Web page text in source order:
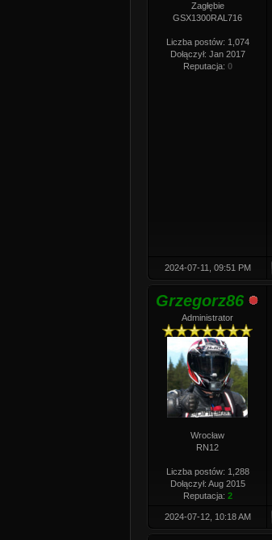
Zagłębie
GSX1300RAL716
Liczba postów: 1,074
Dołączył: Jan 2017
Reputacja: 0
2024-07-11, 09:51 PM
Grzegorz86
Administrator
Wrocław
RN12
Liczba postów: 1,288
Dołączył: Aug 2015
Reputacja: 2
2024-07-12, 10:18 AM